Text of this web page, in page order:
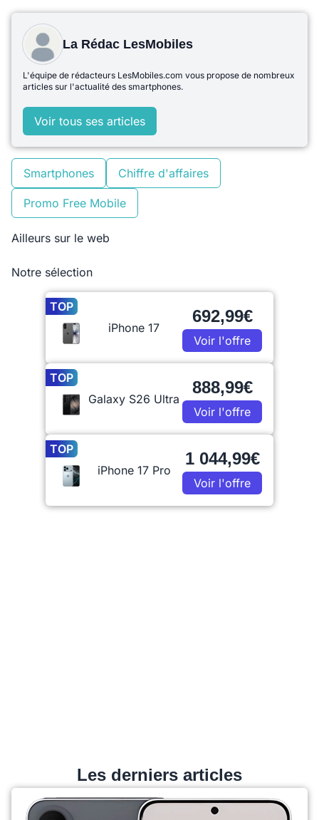
La Rédac LesMobiles
L'équipe de rédacteurs LesMobiles.com vous propose de nombreux
articles sur l'actualité des smartphones.
Voir tous ses articles
Smartphones Chiffre d'affaires
Promo Free Mobile
Ailleurs sur le web
Notre sélection
TOP
iPhone 17
692,99€
Voir l'offre
TOP
Galaxy S26 Ultra
888,99€
Voir l'offre
TOP
iPhone 17 Pro
1 044,99€
Voir l'offre
Les derniers articles